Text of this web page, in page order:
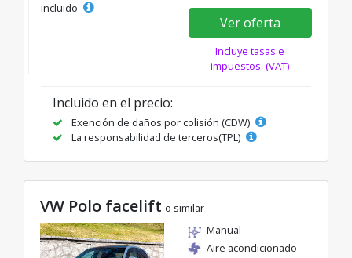
incluido
Ver oferta
Incluye tasas e
impuestos. (VAT)
Incluido en el precio:
Exención de daños por colisión (CDW)
La responsabilidad de terceros(TPL)
VW Polo facelift o similar
Manual
Aire acondicionado